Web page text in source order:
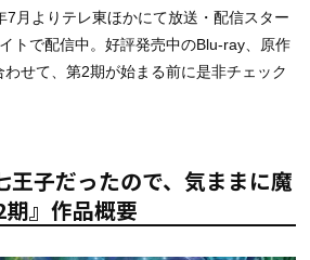
7月よりテレ東ほかにて放送・配信スター
トで配信中。好評発売中のBlu-ray、原作
せて、第2期が始まる前に是非チェック
王子だったので、気ままに魔
』作品概要